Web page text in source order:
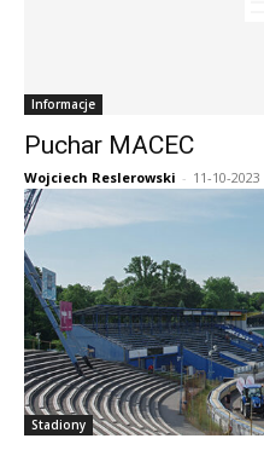
Informacje
Puchar MACEC
Wojciech Reslerowski - 11-10-2023
Stadiony